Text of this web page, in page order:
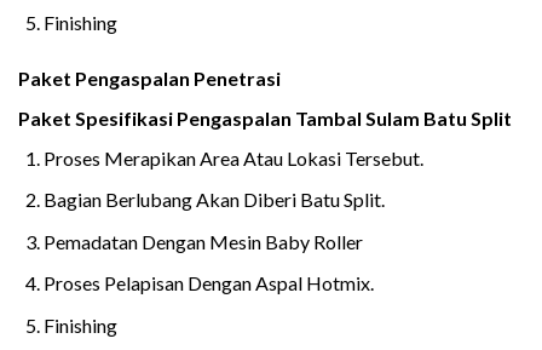
Finishing
Paket Pengaspalan Penetrasi
Paket Spesifikasi Pengaspalan Tambal Sulam Batu Split
Proses Merapikan Area Atau Lokasi Tersebut.
Bagian Berlubang Akan Diberi Batu Split.
Pemadatan Dengan Mesin Baby Roller
Proses Pelapisan Dengan Aspal Hotmix.
Finishing